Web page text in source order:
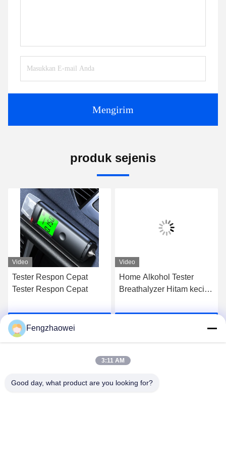
Mengirim
produk sejenis
Video
Tester Respon Cepat
Tester Respon Cepat
Dapatkan Harga Terbaik
Video
Home Alkohol Tester
Breathalyzer Hitam kecil
Tester
Fengzhaowei
3:11 AM
Good day, what product are you looking for?